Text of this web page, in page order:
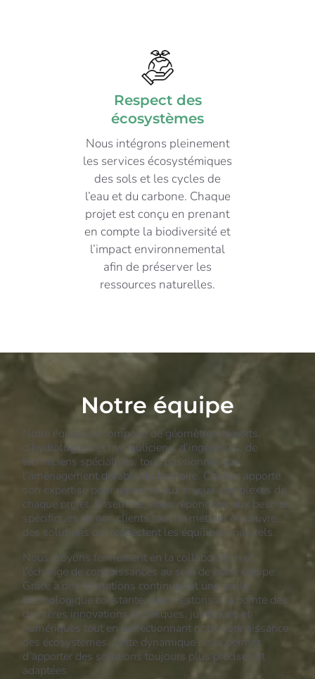
Respect des
écosystèmes
Nous intégrons pleinement
les services écosystémiques
des sols et les cycles de
l’eau et du carbone. Chaque
projet est conçu en prenant
en compte la biodiversité et
l’impact environnemental
afin de préserver les
ressources naturelles.
Notre équipe
Notre équipe se compose de géomètres-experts,
d’hydrologues et hydrauliciens, d’ingénieurs, de
techniciens spécialisés, tous passionnés par
l’aménagement durable du territoire. Chacun apporte
son expertise pour répondre aux enjeux complexes de
chaque projet. Ensemble, nous répondons aux besoins
spécifiques de nos clients tout en mettant en œuvre
des solutions qui respectent les équilibres naturels.
Nous croyons fermement en la collaboration et
l’échange de connaissances au sein de notre équipe.
Grâce à des formations continues et une veille
technologique constante, nous restons à la pointe des
dernières innovations techniques, juridiques et
numériques tout en perfectionnant notre connaissance
des écosystèmes. Cette dynamique nous permet
d’apporter des solutions toujours plus précises et
adaptées.